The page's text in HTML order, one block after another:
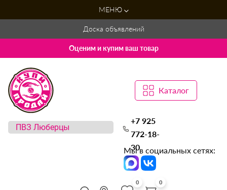
МЕНЮ
Доска объявлений
Оценим и купим ваш товар
Каталог
+7 925
772-18-
30
Мы в социальных сетях:
0 0